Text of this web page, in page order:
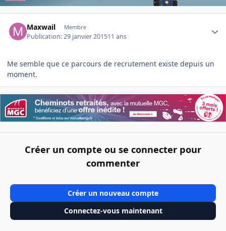
Maxwail Membre
Publication:29 janvier 201511 ans
Me semble que ce parcours de recrutement existe depuis un
moment.
Créer un compte ou se connecter pour
commenter
Créer un nouveau compte
Connectez-vous maintenant